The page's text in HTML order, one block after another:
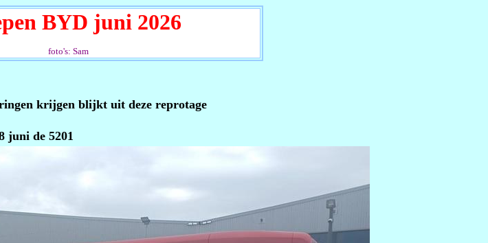
BYD juni 2026
foto's: Sam
krijgen blijkt uit deze reprotage
juni de 5201